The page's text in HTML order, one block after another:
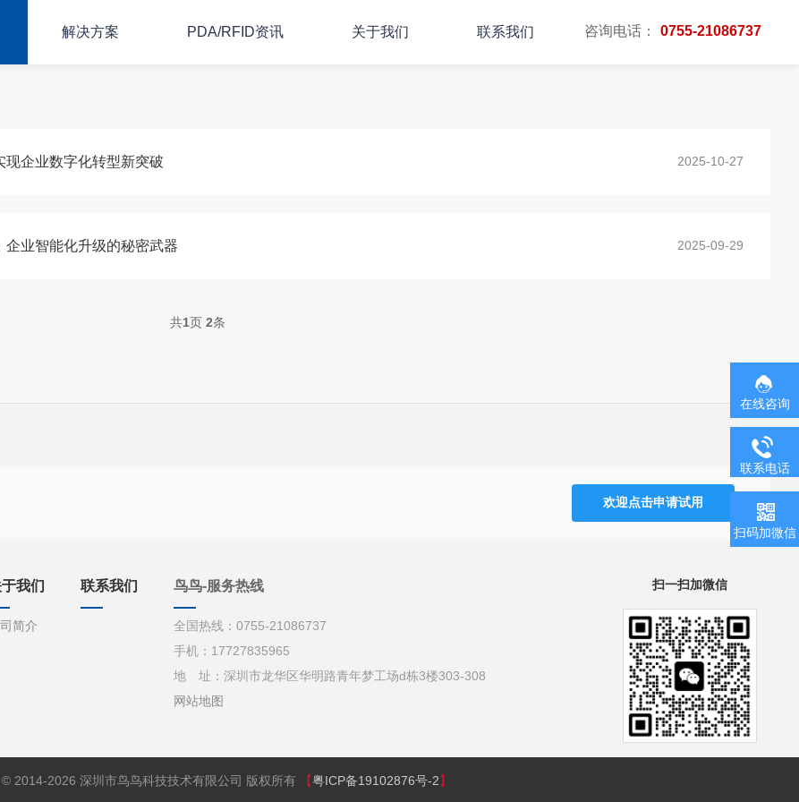
解决方案 PDA/RFID资讯 关于我们 联系我们 咨询电话： 0755-21086737
主页 TAG标签
现企业数字化转型新突破 2025-10-27
企业智能化升级的秘密武器 2025-09-29
共1页 2条
欢迎点击申请试用
我们
简介
联系我们 鸟鸟-服务热线
全国热线：0755-21086737
手机：17727835965
地 址：深圳市龙华区华明路青年梦工场d栋3楼303-308
网站地图
扫一扫加微信
2014-2026 深圳市鸟鸟科技技术有限公司 版权所有 【粤ICP备19102876号-2】
在线咨询
联系电话
扫码加微信